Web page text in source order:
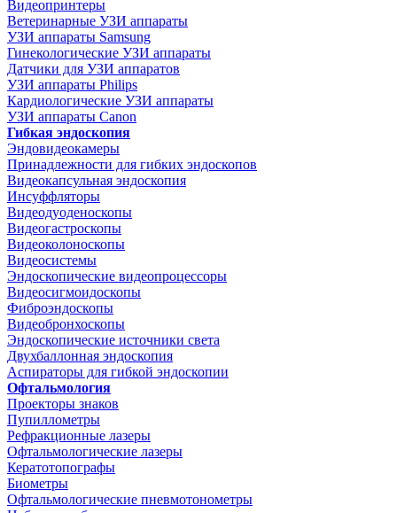
Видеопринтеры
Ветеринарные УЗИ аппараты
УЗИ аппараты Samsung
Гинекологические УЗИ аппараты
Датчики для УЗИ аппаратов
УЗИ аппараты Philips
Кардиологические УЗИ аппараты
УЗИ аппараты Canon
Гибкая эндоскопия
Эндовидеокамеры
Принадлежности для гибких эндоскопов
Видеокапсульная эндоскопия
Инсуффляторы
Видеодуоденоскопы
Видеогастроскопы
Видеоколоноскопы
Видеосистемы
Эндоскопические видеопроцессоры
Видеосигмоидоскопы
Фиброэндоскопы
Видеобронхоскопы
Эндоскопические источники света
Двухбаллонная эндоскопия
Аспираторы для гибкой эндоскопии
Офтальмология
Проекторы знаков
Пупиллометры
Рефракционные лазеры
Офтальмологические лазеры
Кератотопографы
Биометры
Офтальмологические пневмотонометры